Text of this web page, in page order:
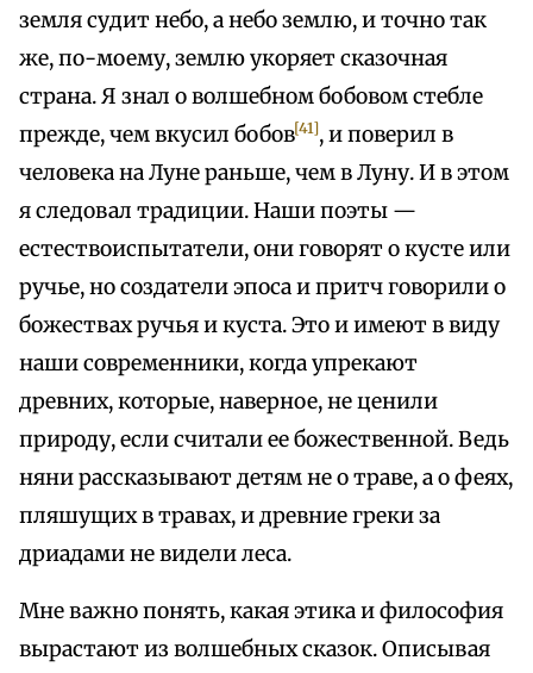
земля судит небо, а небо землю, и точно так
же, по-моему, землю укоряет сказочная
страна. Я знал о волшебном бобовом стебле
прежде, чем вкусил бобов[41], и поверил в
человека на Луне раньше, чем в Луну. И в этом
я следовал традиции. Наши поэты —
естествоиспытатели, они говорят о кусте или
ручье, но создатели эпоса и притч говорили о
божествах ручья и куста. Это и имеют в виду
наши современники, когда упрекают
древних, которые, наверное, не ценили
природу, если считали ее божественной. Ведь
няни рассказывают детям не о траве, а о феях,
пляшущих в травах, и древние греки за
дриадами не видели леса.
Мне важно понять, какая этика и философия
вырастают из волшебных сказок. Описывая